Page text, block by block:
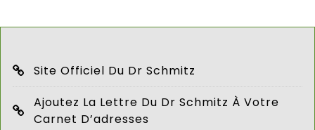
Site Officiel Du Dr Schmitz
Ajoutez La Lettre Du Dr Schmitz À Votre
Carnet D’adresses